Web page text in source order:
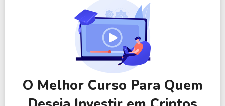
O Melhor Curso Para Quem